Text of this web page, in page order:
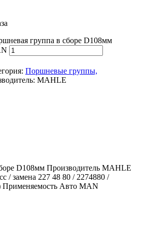
группа в сборе D108мм
Поршневые группы,
MAHLE
D108мм Производитель MAHLE
/ замена 227 48 80 / 2274880 /
Применяемость Авто MAN